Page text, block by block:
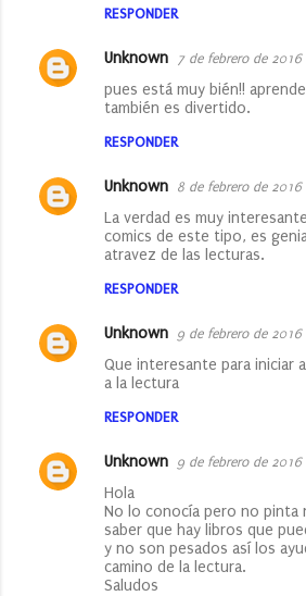
RESPONDER
Unknown 7 de febrero de
pues está muy bién!!
también es divertido.
RESPONDER
Unknown 8 de febrero de
La verdad es muy
comics de este tipo, es
atravez de las lecturas.
RESPONDER
Unknown 9 de febrero de 2016
Que interesante para iniciar
a la lectura
RESPONDER
Unknown 9 de febrero de
Hola
No lo conocía pero no pinta
saber que hay libros que
y no son pesados así los
camino de la lectura.
Saludos